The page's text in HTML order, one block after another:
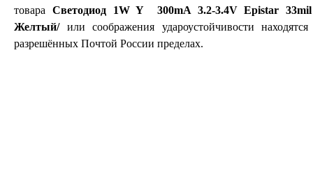
товара Светодиод 1W Y 300mA 3.2-3.4V Epistar
Желтый/или соображения удароустойчивости
разрешённых Почтой России пределах.